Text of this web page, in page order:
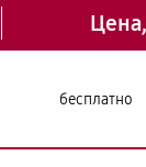
бесплатно